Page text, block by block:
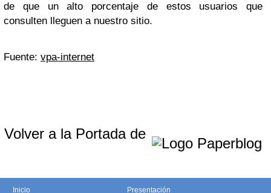
de que un alto porcentaje de estos usuarios que
consulten lleguen a nuestro sitio.
Fuente: vpa-internet
Volver a la Portada de
Inicio Presentación